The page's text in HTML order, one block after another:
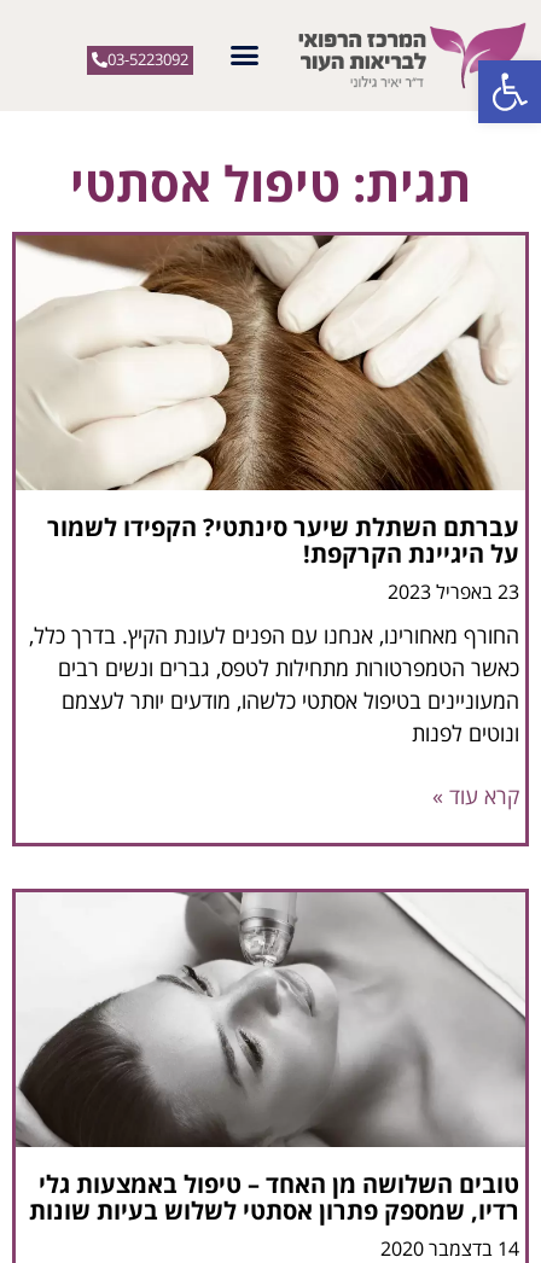
פתח סרגל נגישות 03-5223092
תגית: טיפול אסתטי
עברתם השתלת שיער סינתטי? הקפידו לשמור
על היגיינת הקרקפת!
23 באפריל 2023
החורף מאחורינו, אנחנו עם הפנים לעונת הקיץ. בדרך כלל,
כאשר הטמפרטורות מתחילות לטפס, גברים ונשים רבים
המעוניינים בטיפול אסתטי כלשהו, מודעים יותר לעצמם
ונוטים לפנות
קרא עוד »
טובים השלושה מן האחד – טיפול באמצעות גלי
רדיו, שמספק פתרון אסתטי לשלוש בעיות שונות
14 בדצמבר 2020